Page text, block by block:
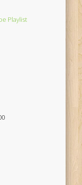
Playlist